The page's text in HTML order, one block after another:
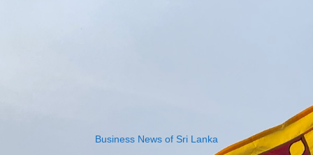
Business News of Sri Lanka